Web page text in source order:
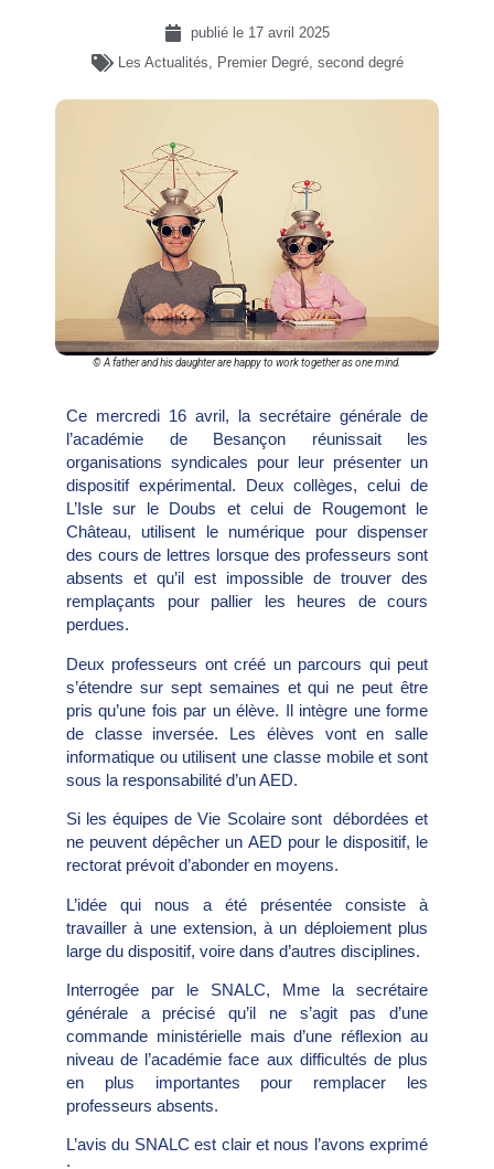
publié le 17 avril 2025
Les Actualités, Premier Degré, second degré
© A father and his daughter are happy to work together as one mind.
Ce mercredi 16 avril, la secrétaire générale de
l’académie de Besançon réunissait les
organisations syndicales pour leur présenter un
dispositif expérimental. Deux collèges, celui de
L’Isle sur le Doubs et celui de Rougemont le
Château, utilisent le numérique pour dispenser
des cours de lettres lorsque des professeurs sont
absents et qu’il est impossible de trouver des
remplaçants pour pallier les heures de cours
perdues.
Deux professeurs ont créé un parcours qui peut
s’étendre sur sept semaines et qui ne peut être
pris qu’une fois par un élève. Il intègre une forme
de classe inversée. Les élèves vont en salle
informatique ou utilisent une classe mobile et sont
sous la responsabilité d’un AED.
Si les équipes de Vie Scolaire sont débordées et
ne peuvent dépêcher un AED pour le dispositif, le
rectorat prévoit d’abonder en moyens.
L’idée qui nous a été présentée consiste à
travailler à une extension, à un déploiement plus
large du dispositif, voire dans d’autres disciplines.
Interrogée par le SNALC, Mme la secrétaire
générale a précisé qu’il ne s’agit pas d’une
commande ministérielle mais d’une réflexion au
niveau de l’académie face aux difficultés de plus
en plus importantes pour remplacer les
professeurs absents.
L’avis du SNALC est clair et nous l’avons exprimé